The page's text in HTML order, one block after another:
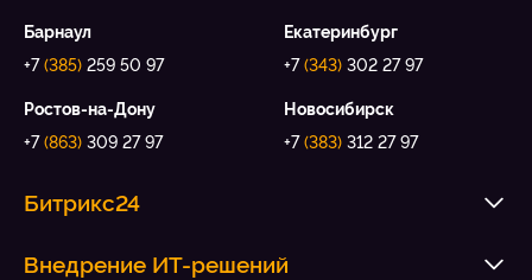
Барнаул
+7(385) 259 50 97
Екатеринбург
+7(343) 302 27 97
Ростов-на-Дону
+7(863) 309 27 97
Новосибирск
+7(383) 312 27 97
Битрикс24
Внедрение ИТ-решений